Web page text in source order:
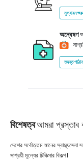
মূল্যায়ন
অন্বেষণ
তদন্ত পাঠান
বিশেষত্বআমরা প্রস্তাব
দেশের সর্বোত্তম মানের
সাশ্রয়ী মূল্যের চিকিত্সার বিকল্প।